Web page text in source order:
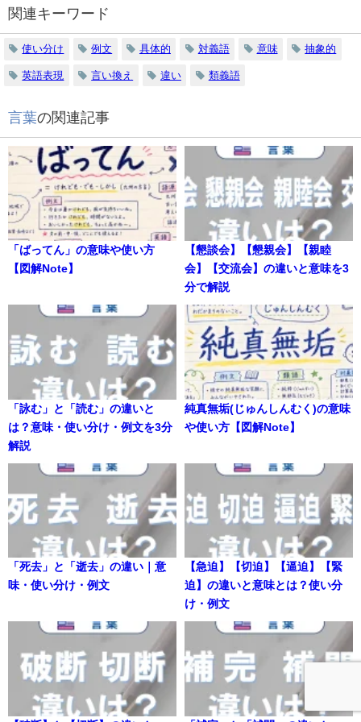
関連キーワード
使い分け 例文 具体的 対義語 意味 抽象的
英語表現 言い換え 違い 類義語
言葉の関連記事
「ばってん」の意味や使い方
【図解Note】
【懇談会】【懇親会】【親睦
会】【交流会】の違いと意味を3
分で解説
「詠む」と「読む」の違いと
は？意味・使い分け・例文を3分
解説
純真無垢(じゅんしんむく)の意味
や使い方【図解Note】
「死去」と「逝去」の違い｜意
味・使い分け・例文
【急迫】【切迫】【逼迫】【緊
迫】の違いと意味とは？使い分
け・例文